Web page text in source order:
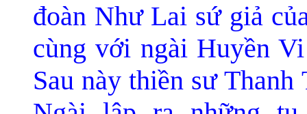
đoàn Như Lai sứ giả
cùng với ngài Huyền
Sau này thiền sư